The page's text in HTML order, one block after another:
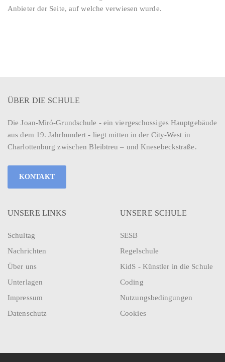
Anbieter der Seite, auf welche verwiesen wurde.
ÜBER DIE SCHULE
Die Joan-Miró-Grundschule - ein viergeschossiges Hauptgebäude
aus dem 19. Jahrhundert - liegt mitten in der City-West in
Charlottenburg zwischen Bleibtreu – und Knesebeckstraße.
KONTAKT
UNSERE LINKS
Schultag
Nachrichten
Über uns
Unterlagen
Impressum
Datenschutz
UNSERE SCHULE
SESB
Regelschule
KidS - Künstler in die Schule
Coding
Nutzungsbedingungen
Cookies